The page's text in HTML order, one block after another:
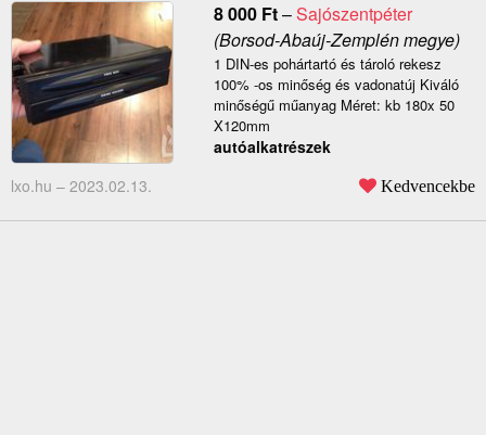
8 000 Ft–Sajószentpéter
(Borsod-Abaúj-Zemplén megye)
1 DIN-es pohártartó és tároló rekesz
100% -os minőség és vadonatúj Kiváló
minőségű műanyag Méret: kb 180x 50
X120mm
autóalkatrészek
lxo.hu – 2023.02.13. Kedvencekbe